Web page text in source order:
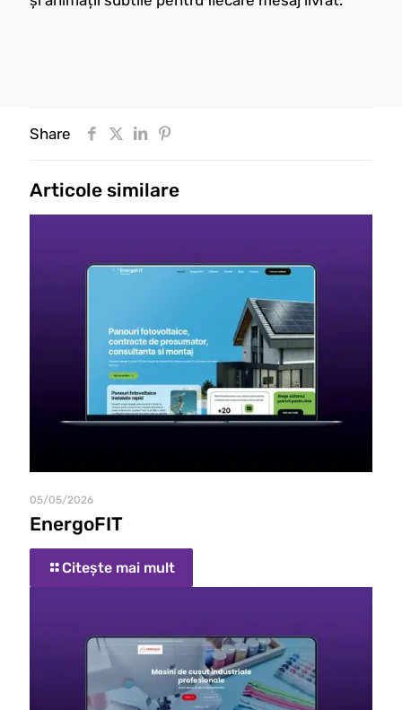
Share
Articole similare
05/05/2026
EnergoFIT
Citește mai mult